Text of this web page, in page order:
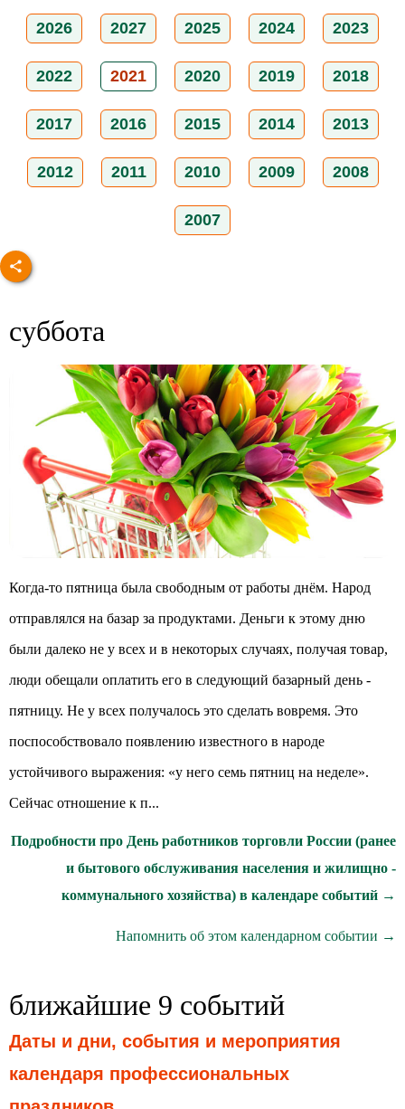
2026 2027 2025 2024 2023
2022 2021 2020 2019 2018
2017 2016 2015 2014 2013
2012 2011 2010 2009 2008
2007
суббота
Когда-то пятница была свободным от работы днём. Народ
отправлялся на базар за продуктами. Деньги к этому дню
были далеко не у всех и в некоторых случаях, получая товар,
люди обещали оплатить его в следующий базарный день -
пятницу. Не у всех получалось это сделать вовремя. Это
поспособствовало появлению известного в народе
устойчивого выражения: «у него семь пятниц на неделе».
Сейчас отношение к п...
Подробности про День работников торговли России (ранее
и бытового обслуживания населения и жилищно -
коммунального хозяйства) в календаре событий →
Напомнить об этом календарном событии →
ближайшие 9 событий
Даты и дни, события и мероприятия
календаря профессиональных